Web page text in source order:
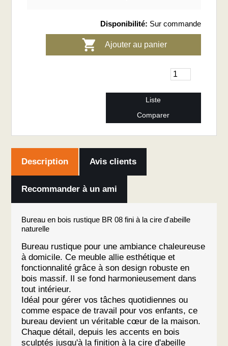
Disponibilité: Sur commande
Ajouter au panier
Liste
Comparer
Description Avis clients
Recommander à un ami
Bureau en bois rustique BR 08 fini à la cire d'abeille
naturelle
Bureau rustique pour une ambiance chaleureuse
à domicile. Ce meuble allie esthétique et
fonctionnalité grâce à son design robuste en
bois massif. Il se fond harmonieusement dans
tout intérieur.
Idéal pour gérer vos tâches quotidiennes ou
comme espace de travail pour vos enfants, ce
bureau devient un véritable cœur de la maison.
Chaque détail, depuis les accents en bois
sculptés jusqu'à la finition à la cire d'abeille